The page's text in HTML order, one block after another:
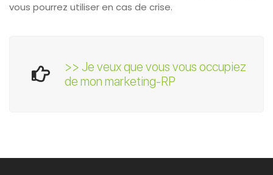
vous pourrez utiliser en cas de crise.
>> Je veux que vous vous occupiez
de mon marketing-RP